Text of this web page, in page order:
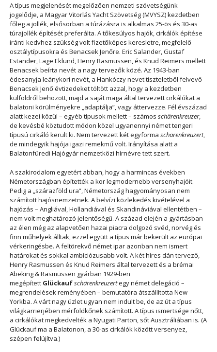
A típus megjelenését megelőzően nemzeti szövetségünk
jogelődje, a Magyar Vitorlás Yacht Szövetség (MVYSZ) kezdetben
főleg a jollék, elsősorban a túrázásra is alkalmas 25-ös és 30-as
túrajollék építését preferálta. A tőkesúlyos hajók, cirkálók építése
iránti kedvhez szükség volt fizetőképes keresletre, megfelelő
osztálytípusokra és Benacsek Jenőre. Eric Salander, Gustaf
Estander, Lage Eklund, Henry Rasmussen, és Knud Reimers mellett
Benacsek beírta nevét a nagy tervezők közé. Az 1943-ban
édesanyja leánykori nevét, a Hankóczy nevet tiszteletből felvevő
Benacsek Jenő évtizedeket töltött azzal, hogy a kezdetben
külföldről behozott, majd a saját maga által tervezett cirkálókat a
balatoni körülményekre „adaptálja”, vagy áttervezze. Fél évszázad
alatt kezei közül – egyéb típusok mellett – számos schärenkreuzer,
de kevésbé köztudott módon közel ugyanennyi német tengeri
típusú cirkáló került ki. Nem tervezett két egyforma schärenkreuzert,
de mindegyik hajója igazi remekmű volt. Irányítása alatt a
Balatonfüredi Hajógyár nemzetközi hírnévre tett szert.
A szakirodalom egyetért abban, hogy a harmincas években
Németországban építették a kor legmodernebb versenyhajóit.
Pedig a „szárazföld ura”, Németország hagyományosan nem
számított hajósnemzetnek. A belvízi közlekedés kivételével a
hajózás – Angliával, Hollandiával és Skandináviával ellentétben –
nem volt meghatározó jelentőségű. A század elején a gyártásban
az élen még az alapvetően hazai piacra dolgozó svéd, norvég és
finn műhelyek álltak, ezzel együtt a típus már bekerült az európai
vérkeringésbe. A feltörekvő német ipar azonban nem ismert
határokat és sokkal ambíciózusabb volt. A két híres dán tervező,
Henry Rasmussen és Knud Reimers által tervezett és a brémai
Abeking & Rasmussen gyárban 1929-ben
megépített Glückaufschärenkreuzertegy német delegáció –
megrendelések reményében – bemutatóra átszállította New
Yorkba. A várt nagy üzlet ugyan nem indult be, de az út a típus
világkarrierjében mérföldkőnek számított. A típus ismertsége nőtt,
a cirkálókat megkedvelték a Nyugati Parton, sőt Ausztráliában is. (A
Glückauf ma a Balatonon, a 30-as cirkálók között versenyez,
szépen felújítva.)